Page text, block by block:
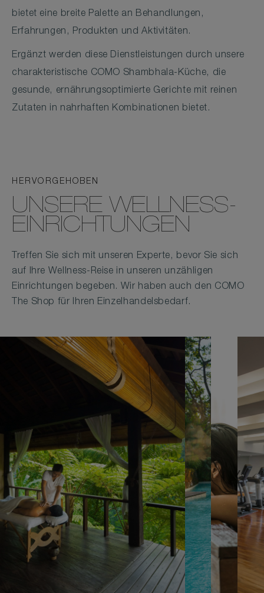
bietet eine breite Palette an Behandlungen,
Erfahrungen, Produkten und Aktivitäten.
Ergänzt werden diese Dienstleistungen durch unsere
charakteristische COMO Shambhala-Küche, die
gesunde, ernährungsoptimierte Gerichte mit reinen
Zutaten in nahrhaften Kombinationen bietet.
HERVORGEHOBEN
UNSERE WELLNESS-
EINRICHTUNGEN
Treffen Sie sich mit unseren Experte, bevor Sie sich
auf Ihre Wellness-Reise in unseren unzähligen
Einrichtungen begeben. Wir haben auch den COMO
The Shop für Ihren Einzelhandelsbedarf.